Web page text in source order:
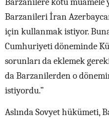
Barzanileri İran
için kullanmak istiyor.
Cumhuriyeti döneminde
sorunları da eklemek
da Barzanilerden o
istiyordu.”
Aslında Sovyet hükümeti,